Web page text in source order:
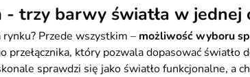
trzy barwy światła w jednej
Przede wszystkim – możliwość wyboru
przełącznika, który pozwala dopasować
sprawdzi się jako światło funkcjonalne, a